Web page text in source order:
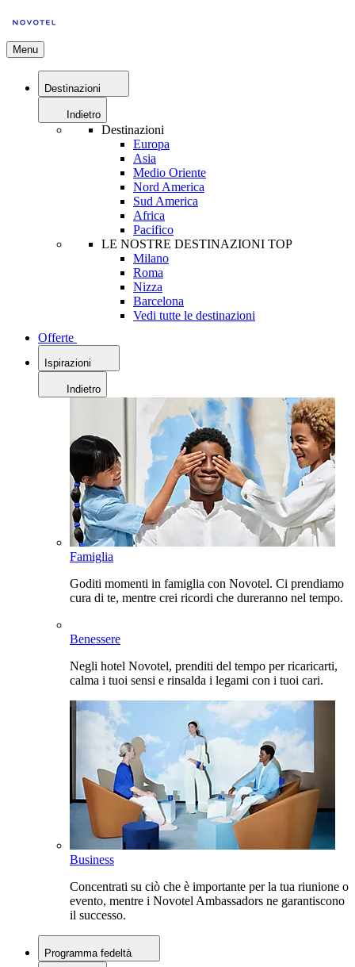
Menu
Destinazioni
Indietro
Destinazioni
Europa
Asia
Medio Oriente
Nord America
Sud America
Africa
Pacifico
LE NOSTRE DESTINAZIONI TOP
Milano
Roma
Nizza
Barcelona
Vedi tutte le destinazioni
Offerte
Ispirazioni
Indietro
Famiglia
Goditi momenti in famiglia con Novotel. Ci prendiamo
cura di te, mentre crei ricordi che dureranno nel tempo.
Benessere
Negli hotel Novotel, prenditi del tempo per ricaricarti,
calma i tuoi sensi e rinsalda i legami con i tuoi cari.
Business
Concentrati su ciò che è importante per la tua riunione o
evento, mentre i Novotel Ambassadors ne garantiscono
il successo.
Programma fedeltà